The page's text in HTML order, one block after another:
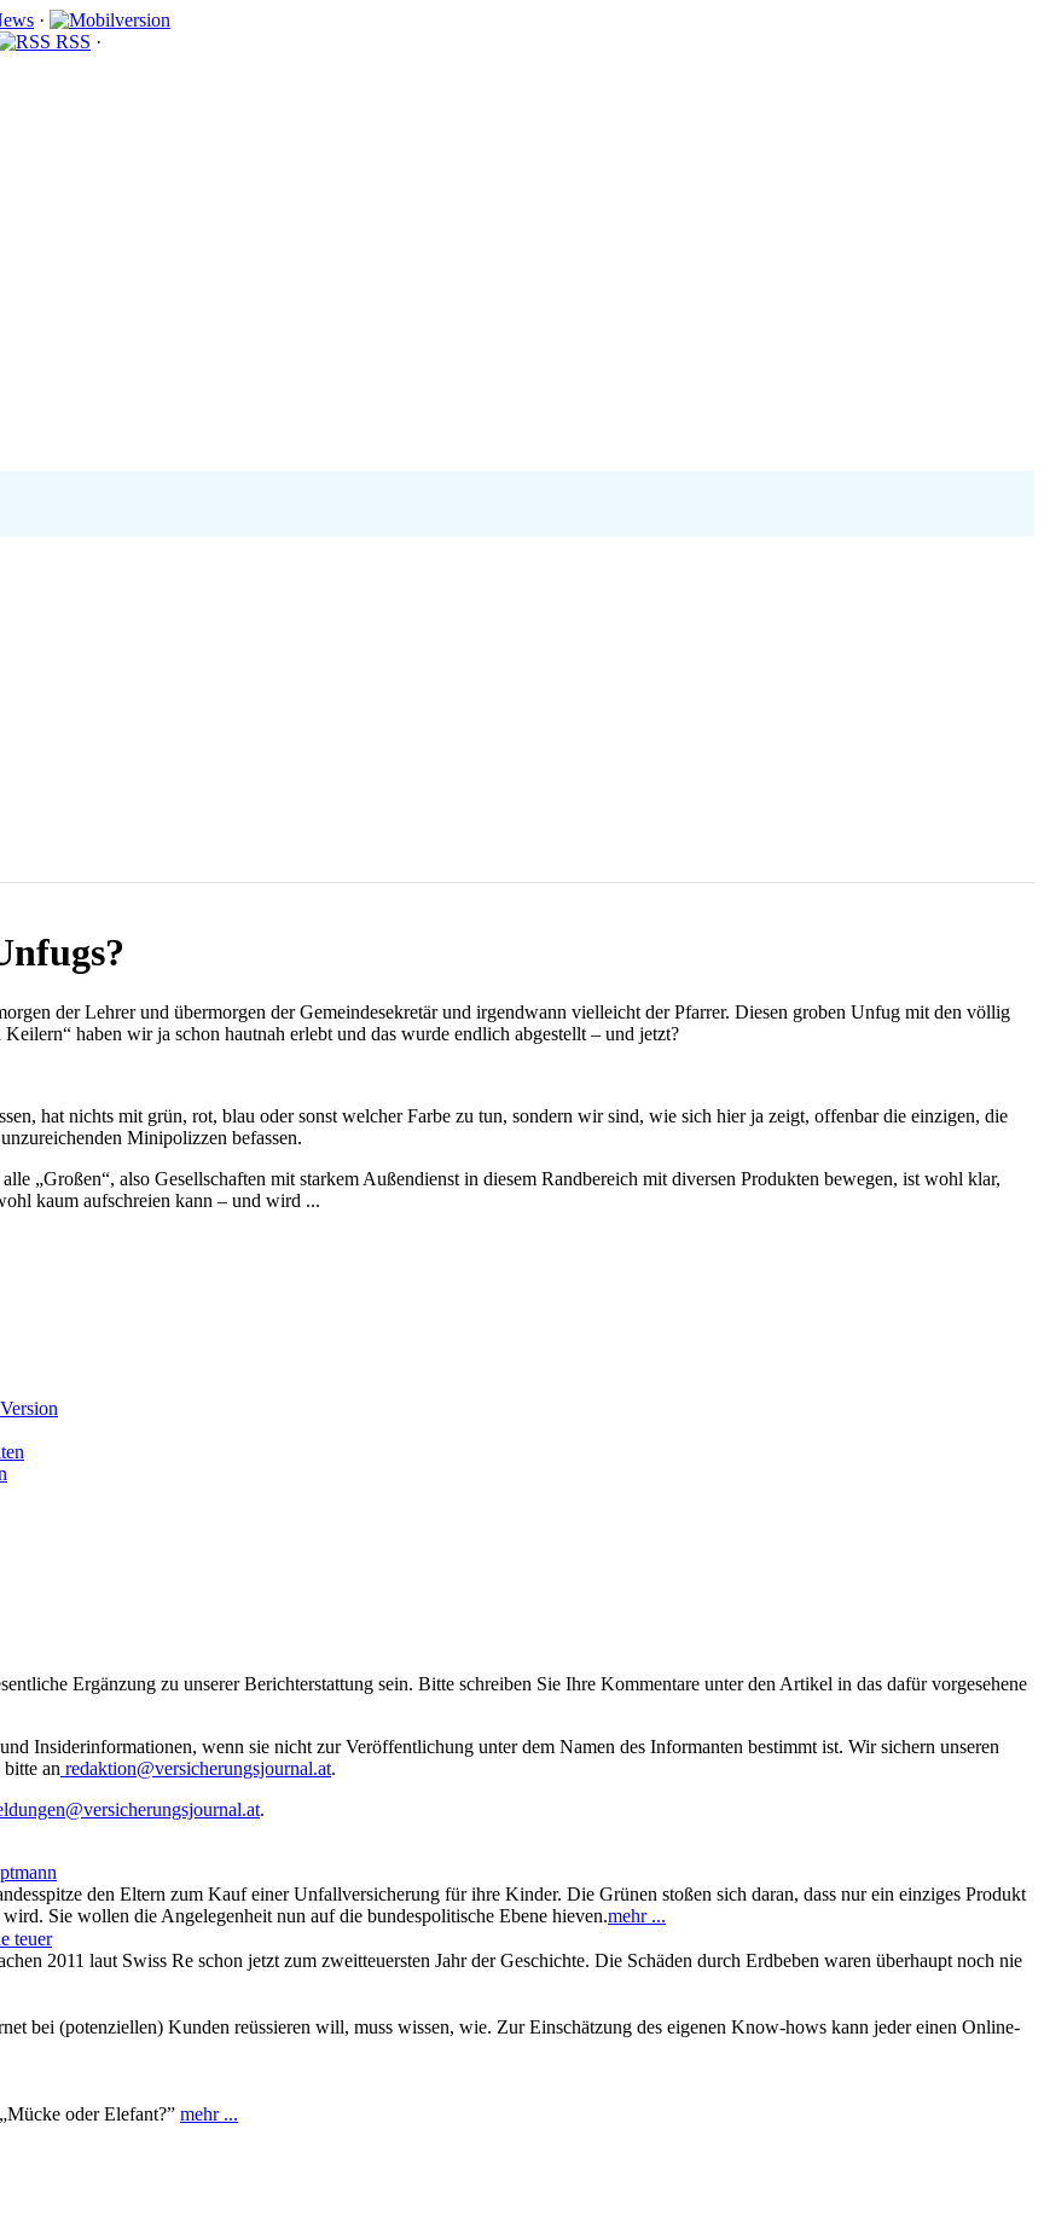
·
RSS ·
der Lehrer und übermorgen der Gemeindesekretär und irgendwann vielleicht der Pfarrer. Diesen groben Unfug mit den völlig
haben wir ja schon hautnah erlebt und das wurde endlich abgestellt – und jetzt?
hat nichts mit grün, rot, blau oder sonst welcher Farbe zu tun, sondern wir sind, wie sich hier ja zeigt, offenbar die einzigen, die
Minipolizzen befassen.
„Großen“, also Gesellschaften mit starkem Außendienst in diesem Randbereich mit diversen Produkten bewegen, ist wohl klar,
kaum aufschreien kann – und wird ...
Ergänzung zu unserer Berichterstattung sein. Bitte schreiben Sie Ihre Kommentare unter den Artikel in das dafür vorgesehene
Insiderinformationen, wenn sie nicht zur Veröffentlichung unter dem Namen des Informanten bestimmt ist. Wir sichern unseren
an redaktion@versicherungsjournal.at.
.
den Eltern zum Kauf einer Unfallversicherung für ihre Kinder. Die Grünen stoßen sich daran, dass nur ein einziges Produkt
Sie wollen die Angelegenheit nun auf die bundespolitische Ebene hieven.mehr ...
teuer
2011 laut Swiss Re schon jetzt zum zweitteuersten Jahr der Geschichte. Die Schäden durch Erdbeben waren überhaupt noch nie
bei (potenziellen) Kunden reüssieren will, muss wissen, wie. Zur Einschätzung des eigenen Know-hows kann jeder einen Online-
oder Elefant?” mehr ...